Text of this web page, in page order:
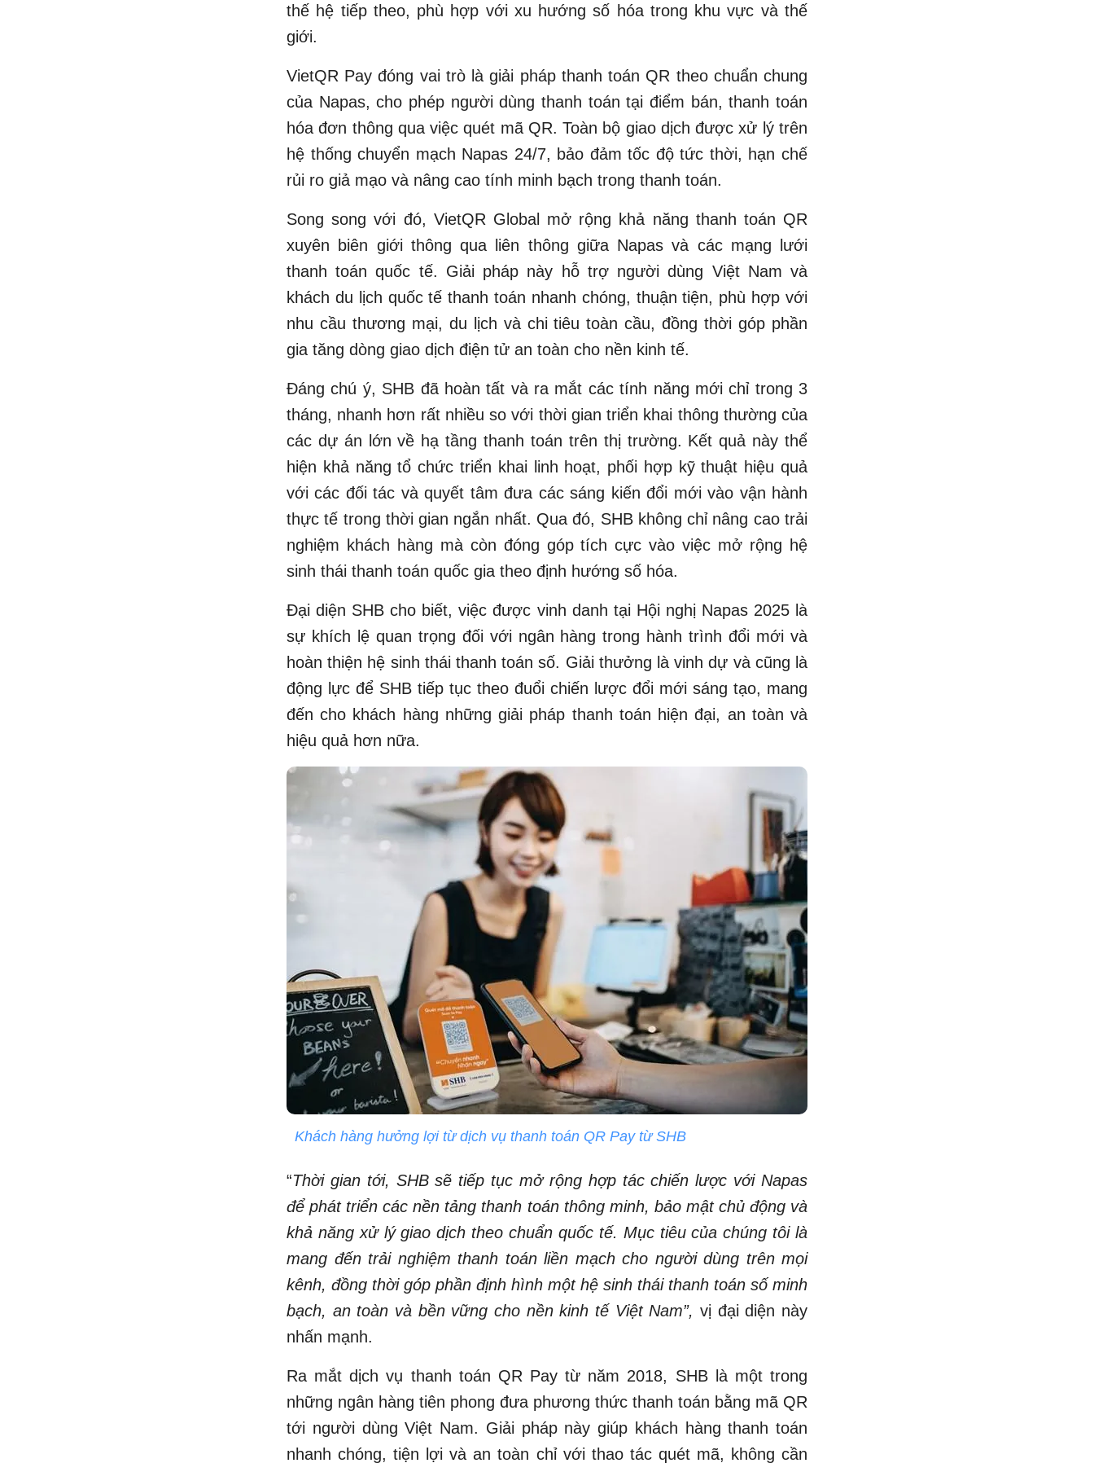
thế hệ tiếp theo, phù hợp với xu hướng số hóa trong khu vực và thế
giới.
VietQR Pay đóng vai trò là giải pháp thanh toán QR theo chuẩn chung
của Napas, cho phép người dùng thanh toán tại điểm bán, thanh toán
hóa đơn thông qua việc quét mã QR. Toàn bộ giao dịch được xử lý trên
hệ thống chuyển mạch Napas 24/7, bảo đảm tốc độ tức thời, hạn chế
rủi ro giả mạo và nâng cao tính minh bạch trong thanh toán.
Song song với đó, VietQR Global mở rộng khả năng thanh toán QR
xuyên biên giới thông qua liên thông giữa Napas và các mạng lưới
thanh toán quốc tế. Giải pháp này hỗ trợ người dùng Việt Nam và
khách du lịch quốc tế thanh toán nhanh chóng, thuận tiện, phù hợp với
nhu cầu thương mại, du lịch và chi tiêu toàn cầu, đồng thời góp phần
gia tăng dòng giao dịch điện tử an toàn cho nền kinh tế.
Đáng chú ý, SHB đã hoàn tất và ra mắt các tính năng mới chỉ trong 3
tháng, nhanh hơn rất nhiều so với thời gian triển khai thông thường của
các dự án lớn về hạ tầng thanh toán trên thị trường. Kết quả này thể
hiện khả năng tổ chức triển khai linh hoạt, phối hợp kỹ thuật hiệu quả
với các đối tác và quyết tâm đưa các sáng kiến đổi mới vào vận hành
thực tế trong thời gian ngắn nhất. Qua đó, SHB không chỉ nâng cao trải
nghiệm khách hàng mà còn đóng góp tích cực vào việc mở rộng hệ
sinh thái thanh toán quốc gia theo định hướng số hóa.
Đại diện SHB cho biết, việc được vinh danh tại Hội nghị Napas 2025 là
sự khích lệ quan trọng đối với ngân hàng trong hành trình đổi mới và
hoàn thiện hệ sinh thái thanh toán số. Giải thưởng là vinh dự và cũng là
động lực để SHB tiếp tục theo đuổi chiến lược đổi mới sáng tạo, mang
đến cho khách hàng những giải pháp thanh toán hiện đại, an toàn và
hiệu quả hơn nữa.
Khách hàng hưởng lợi từ dịch vụ thanh toán QR Pay từ SHB
“Thời gian tới, SHB sẽ tiếp tục mở rộng hợp tác chiến lược với Napas
để phát triển các nền tảng thanh toán thông minh, bảo mật chủ động và
khả năng xử lý giao dịch theo chuẩn quốc tế. Mục tiêu của chúng tôi là
mang đến trải nghiệm thanh toán liền mạch cho người dùng trên mọi
kênh, đồng thời góp phần định hình một hệ sinh thái thanh toán số minh
bạch, an toàn và bền vững cho nền kinh tế Việt Nam”, vị đại diện này
nhấn mạnh.
Ra mắt dịch vụ thanh toán QR Pay từ năm 2018, SHB là một trong
những ngân hàng tiên phong đưa phương thức thanh toán bằng mã QR
tới người dùng Việt Nam. Giải pháp này giúp khách hàng thanh toán
nhanh chóng, tiện lợi và an toàn chỉ với thao tác quét mã, không cần